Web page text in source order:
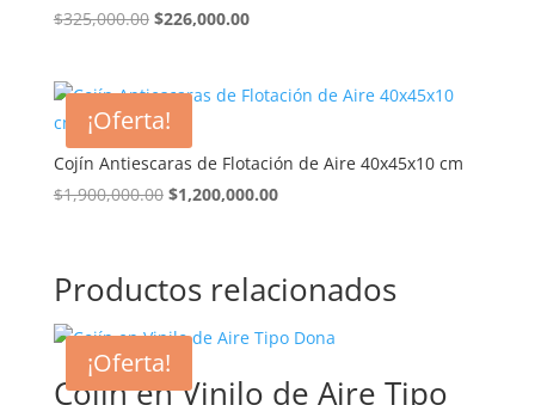
$325,000.00 El
era:
$325,000.00.
$226,000.00El
es:
¡Oferta!
Cojín Antiescaras de Flotación de Aire 40x45x10 cm
$1,900,000.00 El
$1,900,000.00.
$1,200,000.00El
es:
$1,200,000.00.
Productos relacionados
¡Oferta!
Cojín en Vinilo de Aire Tipo